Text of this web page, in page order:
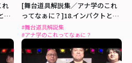
れ
[舞台道具解説集／アナ学のこれ
ってなぁに？]18.インパクトと
は？
#舞台道具解説集
#アナ学のこれってなぁに？